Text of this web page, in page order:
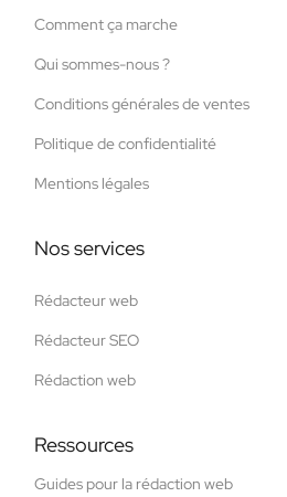
Comment ça marche
Qui sommes-nous ?
Conditions générales de ventes
Politique de confidentialité
Mentions légales
Nos services
Rédacteur web
Rédacteur SEO
Rédaction web
Ressources
Guides pour la rédaction web